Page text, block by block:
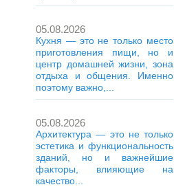
05.08.2026
Кухня — это не только место
приготовления пищи, но и
центр домашней жизни, зона
отдыха и общения. Именно
поэтому важно,...
05.08.2026
Архитектура — это не только
эстетика и функциональность
зданий, но и важнейшие
факторы, влияющие на
качество...